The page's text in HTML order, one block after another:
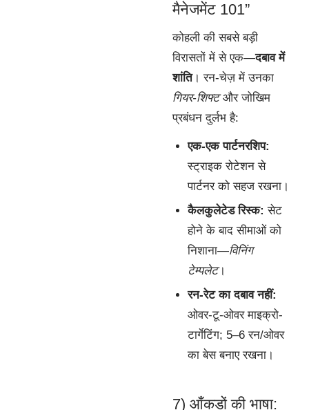
मैनेजमेंट 101”
कोहली की सबसे बड़ी
विरासतों में से एक—दबाव में
शांति। रन-चेज़ में उनका
गियर-शिफ्टऔर जोखिम
प्रबंधन दुर्लभ है:
एक-एक पार्टनरशिप:
स्ट्राइक रोटेशन से
पार्टनर को सहज रखना।
कैलकुलेटेड रिस्क: सेट
होने के बाद सीमाओं को
निशाना—विनिंग
टेम्पलेट।
रन-रेट का दबाव नहीं:
ओवर-टू-ओवर माइक्रो-
टार्गेटिंग; 5–6 रन/ओवर
का बेस बनाए रखना।
7) आँकड़ों की भाषा: